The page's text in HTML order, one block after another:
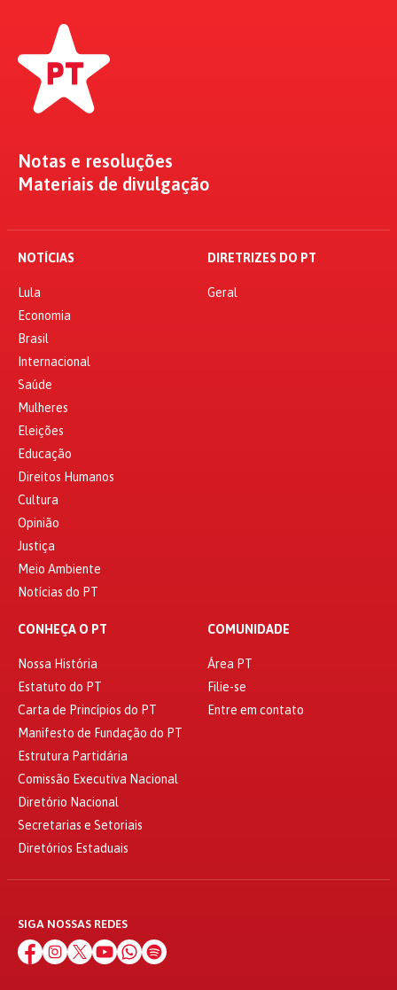
Notas e resoluções
Materiais de divulgação
NOTÍCIAS
Lula
Economia
Brasil
Internacional
Saúde
Mulheres
Eleições
Educação
Direitos Humanos
Cultura
Opinião
Justiça
Meio Ambiente
Notícias do PT
DIRETRIZES DO PT
Geral
CONHEÇA O PT
Nossa História
Estatuto do PT
Carta de Princípios do PT
Manifesto de Fundação do PT
Estrutura Partidária
Comissão Executiva Nacional
Diretório Nacional
Secretarias e Setoriais
Diretórios Estaduais
COMUNIDADE
Área PT
Filie-se
Entre em contato
SIGA NOSSAS REDES